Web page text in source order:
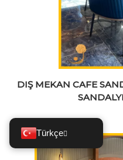
Türkçe
DIŞ MEKAN CAFE